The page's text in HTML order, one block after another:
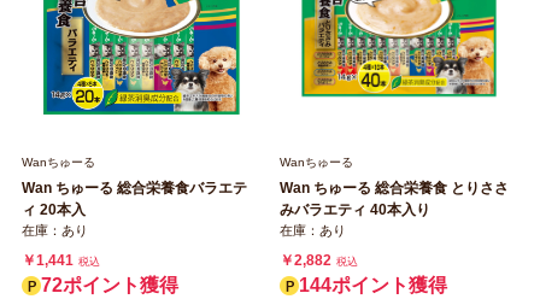
Wanちゅーる
Wan ちゅーる 総合栄養食バラエテ
ィ 20本入
在庫：あり
￥1,441 税込
72ポイント獲得
Wanちゅーる
Wan ちゅーる 総合栄養食 とりささ
みバラエティ 40本入り
在庫：あり
￥2,882 税込
144ポイント獲得